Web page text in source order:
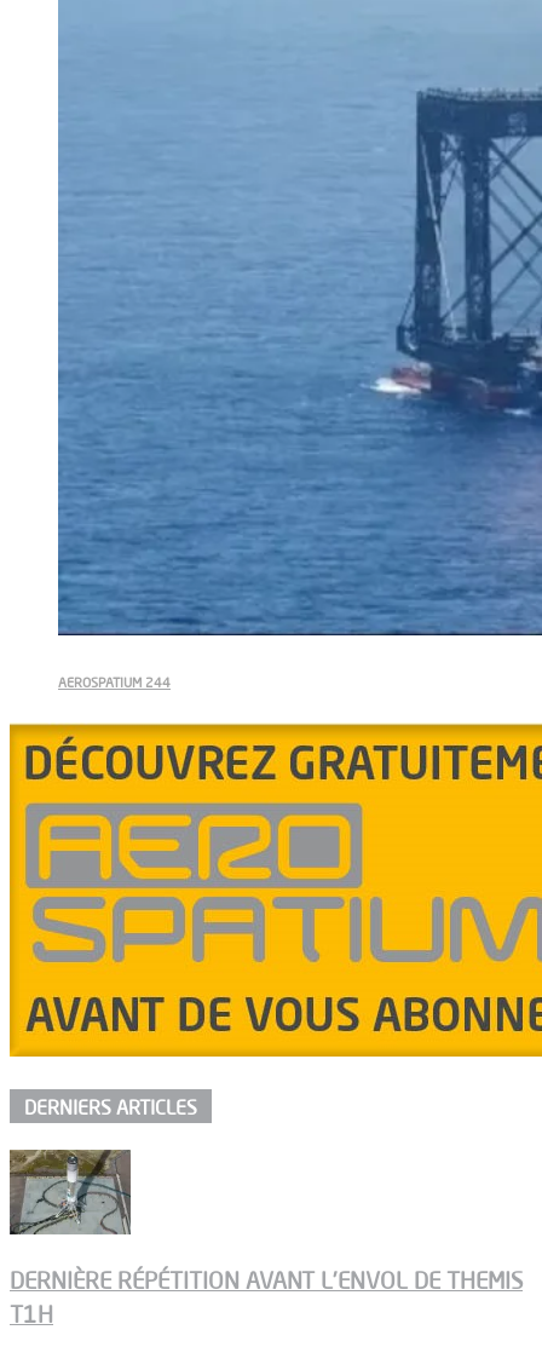
AEROSPATIUM 244
DERNIERS ARTICLES
DERNIÈRE RÉPÉTITION AVANT L’ENVOL DE THEMIS
T1H